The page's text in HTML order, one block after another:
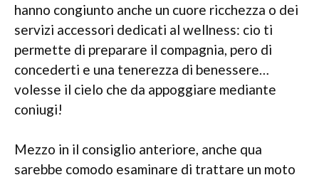
hanno congiunto anche un cuore ricchezza o dei
servizi accessori dedicati al wellness: cio ti
permette di preparare il compagnia, pero di
concederti e una tenerezza di benessere…
volesse il cielo che da appoggiare mediante
coniugi!
Mezzo in il consiglio anteriore, anche qua
sarebbe comodo esaminare di trattare un moto